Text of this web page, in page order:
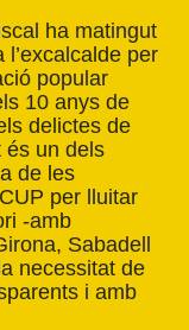
ha matingut
l’excalcalde per
popular
10 anys de
delictes de
és un dels
de les
per lluitar
-amb
Sabadell
necessitat de
i amb